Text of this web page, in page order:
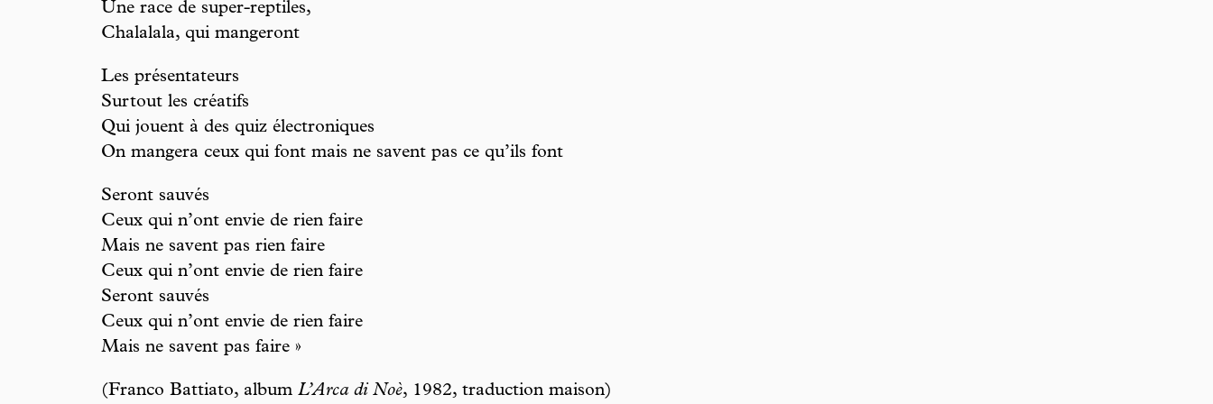
Une race de super-reptiles,
Chalalala, qui mangeront
Les présentateurs
Surtout les créatifs
Qui jouent à des quiz électroniques
On mangera ceux qui font mais ne savent pas ce qu’ils font
Seront sauvés
Ceux qui n’ont envie de rien faire
Mais ne savent pas rien faire
Ceux qui n’ont envie de rien faire
Seront sauvés
Ceux qui n’ont envie de rien faire
Mais ne savent pas faire »
(Franco Battiato, album L’Arca di Noè, 1982, traduction maison)